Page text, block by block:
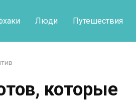
Люди Путешествия
которые